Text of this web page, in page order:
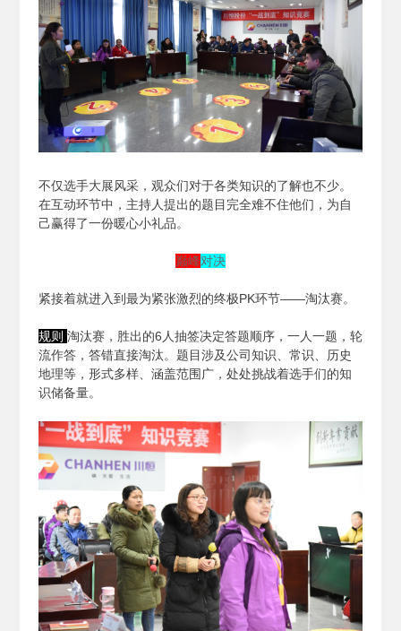
不仅选手大展风采，观众们对于各类知识的了解也不少。
在互动环节中，主持人提出的题目完全难不住他们，为自
己赢得了一份暖心小礼品。
巅峰对决
紧接着就进入到最为紧张激烈的终极PK环节——淘汰赛。
规则 淘汰赛，胜出的6人抽签决定答题顺序，一人一题，轮
流作答，答错直接淘汰。题目涉及公司知识、常识、历史
地理等，形式多样、涵盖范围广，处处挑战着选手们的知
识储备量。